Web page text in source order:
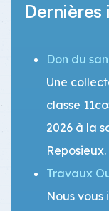
Dernières
Don du
Une
classe
2026 à la
Travaux
Nous